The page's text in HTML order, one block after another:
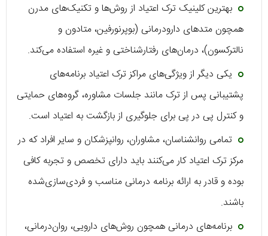
بهترین کلینیک ترک اعتیاد از روش‌ها و تکنیک‌های مدرن
همچون متدهای دارودرمانی (بوپرنورفین، متادون و
نالترکسون)، درمان‌های رفتارشناختی و غیره استفاده می‌کند.
یکی دیگر از ویژگی‌های مراکز ترک اعتیاد برنامه‌های
پشتیبانی پس از ترک مانند جلسات مشاوره، گروه‌های حمایتی
و کنترل پی در پی برای جلوگیری از بازگشت به اعتیاد است.
تمامی روانشناسان، مشاوران، روانپزشکان و سایر افراد که در
مرکز ترک اعتیاد کار می‌کنند باید دارای تخصص و تجربه کافی
بوده و قادر به ارائه برنامه درمانی مناسب و فردی‌سازی‌شده
باشند.
برنامه‌های درمانی همچون روش‌های دارویی، روان‌درمانی،